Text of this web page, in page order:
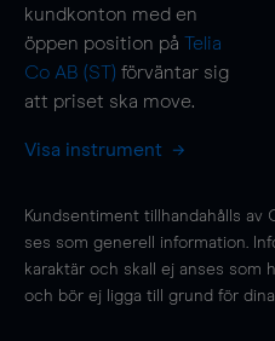
kundkonton med en
öppen position på Telia
Co AB (ST) förväntar sig
att priset ska move.
Visa instrument
Kundsentiment tillhandahålls
ses som generell information.
karaktär och skall ej anses som
och bör ej ligga till grund för